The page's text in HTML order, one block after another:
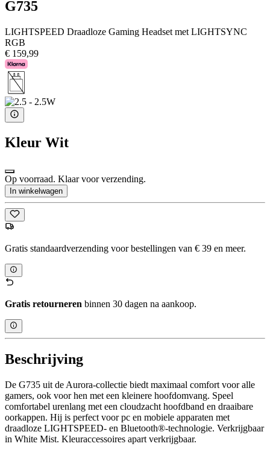
G735
LIGHTSPEED Draadloze Gaming Headset met LIGHTSYNC
RGB
€ 159,99
Kleur Wit
Op voorraad. Klaar voor verzending.
In winkelwagen
Gratis standaardverzending voor bestellingen van € 39 en meer.
Gratis retourneren binnen 30 dagen na aankoop.
Beschrijving
De G735 uit de Aurora-collectie biedt maximaal comfort voor alle
gamers, ook voor hen met een kleinere hoofdomvang. Speel
comfortabel urenlang met een cloudzacht hoofdband en draaibare
oorkappen. Hij is perfect voor pc en mobiele apparaten met
draadloze LIGHTSPEED- en Bluetooth®-technologie. Verkrijgbaar
in White Mist. Kleuraccessoires apart verkrijgbaar.